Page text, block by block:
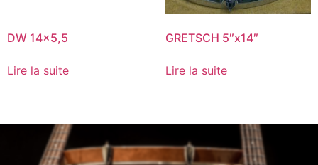
DW 14×5,5
Lire la suite
GRETSCH 5″x14″
Lire la suite